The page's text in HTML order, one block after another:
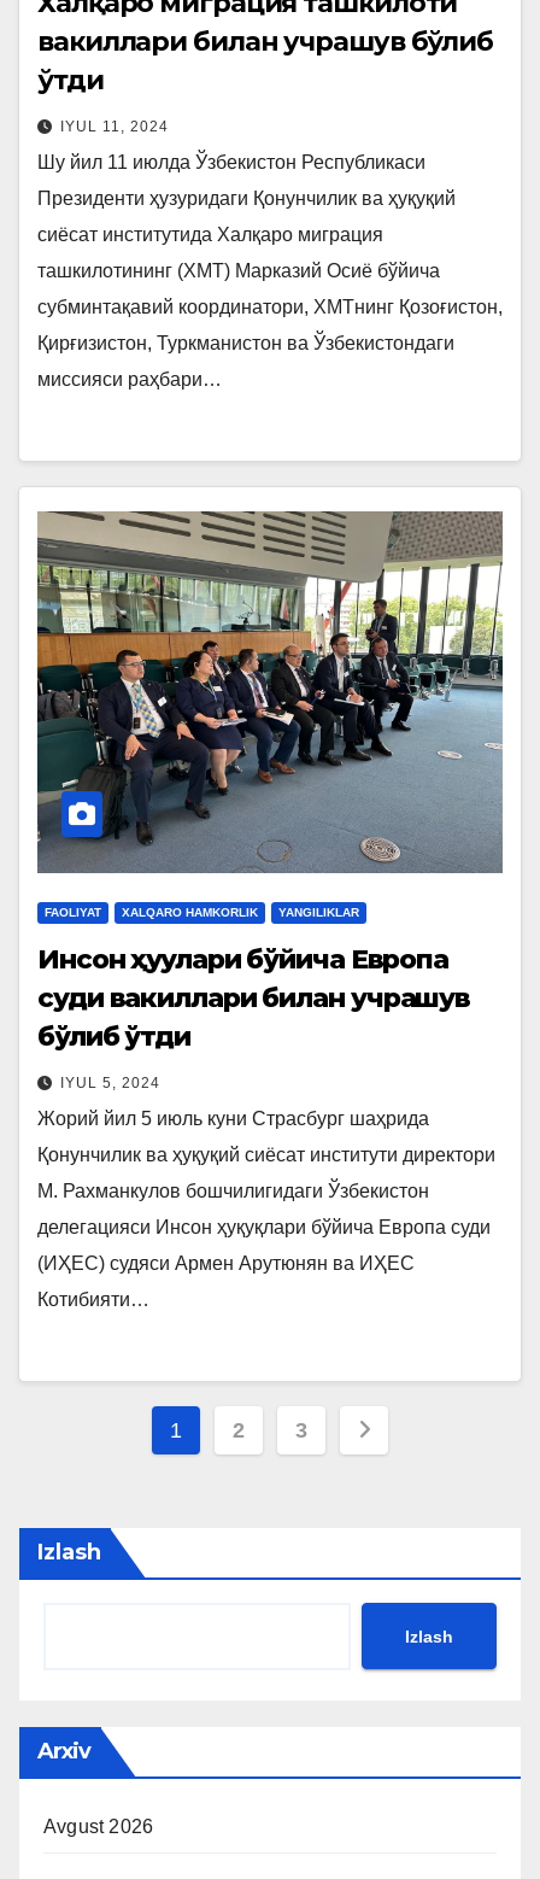
вакиллари билан учрашув бўлиб
ўтди
IYUL 11, 2024
Шу йил 11 июлда Ўзбекистон Республикаси
Президенти ҳузуридаги Қонунчилик ва ҳуқуқий
сиёсат институтида Халқаро миграция
ташкилотининг (ХМТ) Марказий Осиё бўйича
субминтақавий координатори, ХМТнинг Қозоғистон,
Қирғизистон, Туркманистон ва Ўзбекистондаги
миссияси раҳбари…
FAOLIYAT XALQARO HAMKORLIK YANGILIKLAR
Инсон ҳуқуқлари бўйича Европа
суди вакиллари билан учрашув
бўлиб ўтди
IYUL 5, 2024
Жорий йил 5 июль куни Страсбург шаҳрида
Қонунчилик ва ҳуқуқий сиёсат институти директори
М. Рахманкулов бошчилигидаги Ўзбекистон
делегацияси Инсон ҳуқуқлари бўйича Европа суди
(ИҲЕС) судяси Армен Арутюнян ва ИҲЕС
Котибияти…
Maqolalar
1 2 3
Izlash
Izlash
Arxiv
Avgust 2026